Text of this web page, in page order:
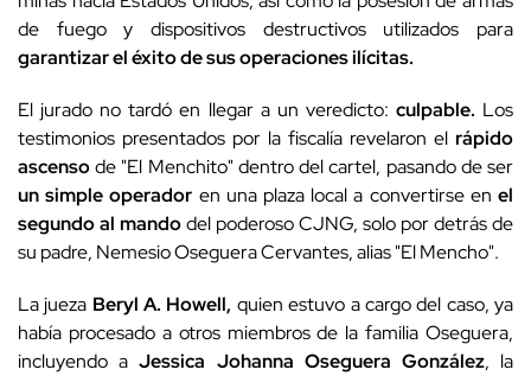
de fuego y dispositivos destructivos utilizados para
garantizar el éxito de sus operaciones ilícitas.
El jurado no tardó en llegar a un veredicto: culpable. Los
testimonios presentados por la fiscalía revelaron el rápido
ascensode "El Menchito" dentro del cartel, pasando de ser
un simple operador en una plaza local a convertirse enel
segundo al mandodel poderoso CJNG, solo por detrás de
su padre, Nemesio Oseguera Cervantes, alias "El Mencho".
La jueza Beryl A. Howell, quien estuvo a cargo del caso, ya
había procesado a otros miembros de la familia Oseguera,
incluyendo aJessica Johanna Oseguera González, la